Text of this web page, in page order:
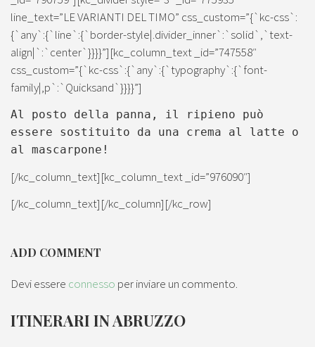
line_text=”LE VARIANTI DEL TIMO” css_custom=”{`kc-css`:
{`any`:{`line`:{`border-style|.divider_inner`:`solid`,`text-
align|`:`center`}}}}”][kc_column_text _id=”747558″
css_custom=”{`kc-css`:{`any`:{`typography`:{`font-
family|,p`:`Quicksand`}}}}”]
Al posto della panna, il ripieno può
essere sostituito da una crema al latte o
al mascarpone!
[/kc_column_text][kc_column_text _id=”976090″]
[/kc_column_text][/kc_column][/kc_row]
ADD COMMENT
Devi essere connesso per inviare un commento.
ITINERARI IN ABRUZZO